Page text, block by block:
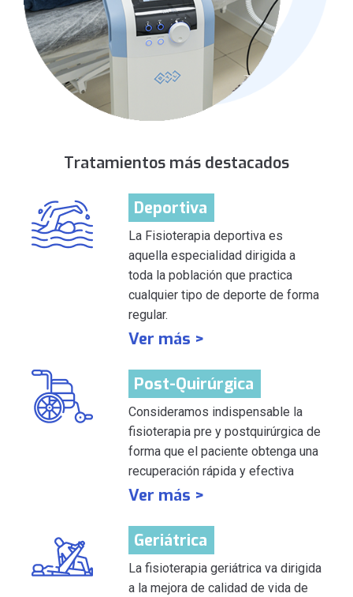
Tratamientos más destacados
Deportiva
La Fisioterapia deportiva es
aquella especialidad dirigida a
toda la población que practica
cualquier tipo de deporte de forma
regular.
Ver más >
Post-Quirúrgica
Consideramos indispensable la
fisioterapia pre y postquirúrgica de
forma que el paciente obtenga una
recuperación rápida y efectiva
Ver más >
Geriátrica
La fisioterapia geriátrica va dirigida
a la mejora de calidad de vida de